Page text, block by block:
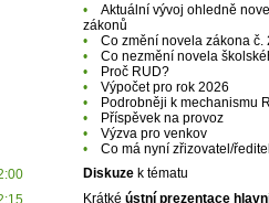
•
Aktuální vývoj ohledně
zákonů
•
Co změní novela zákona č.
•
Co nezmění novela
•
Proč RUD?
•
Výpočet pro rok 2026
•
Podrobněji k mechanismu
•
Příspěvek na provoz
•
Výzva pro venkov
•
Co má nyní zřizovatel/
Diskuzek tématu
Krátké ústní prezentace